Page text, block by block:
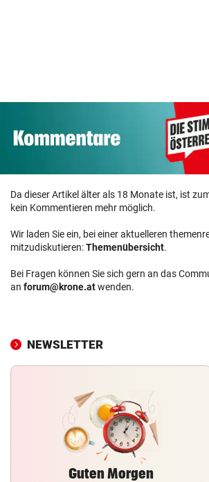
Da dieser Artikel älter als 18 Monate ist, ist
kein Kommentieren mehr möglich.
Wir laden Sie ein, bei einer aktuelleren
mitzudiskutieren:Themenübersicht.
Bei Fragen können Sie sich gern an das
an forum@krone.atwenden.
NEWSLETTER
Guten Morgen